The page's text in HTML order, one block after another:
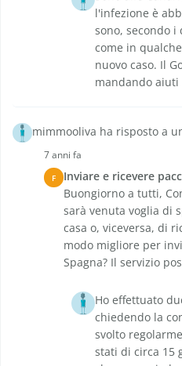
l'infezione è
sono, secondo i
come in
nuovo caso. Il
mandando aiuti
mimmooliva ha risposto a
7 anni fa
F Inviare e ricevere
Buongiorno a tutti,
sarà venuta voglia di
casa o, viceversa, di
modo migliore per
Spagna? Il servizio
Ho effettuato
chiedendo la
svolto
stati di circa 15